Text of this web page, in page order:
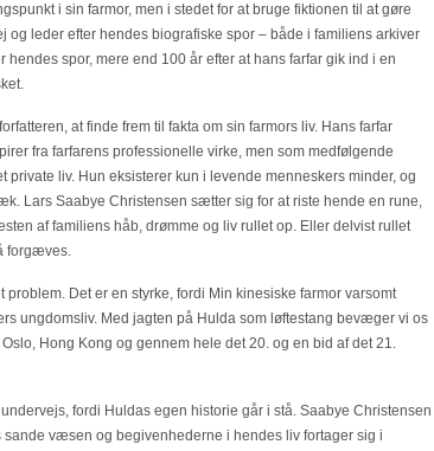
i sin farmor, men i stedet for at bruge fiktionen til at gøre
og leder efter hendes biografiske spor – både i familiens arkiver
spor, mere end 100 år efter at hans farfar gik ind i en
at finde frem til fakta om sin farmors liv. Hans farfar
fra farfarens professionelle virke, men som medfølgende
private liv. Hun eksisterer kun i levende menneskers minder, og
Lars Saabye Christensen sætter sig for at riste hende en rune,
af familiens håb, drømme og liv rullet op. Eller delvist rullet
forgæves.
problem. Det er en styrke, fordi Min kinesiske farmor varsomt
ungdomsliv. Med jagten på Hulda som løftestang bevæger vi os
Hong Kong og gennem hele det 20. og en bid af det 21.
fordi Huldas egen historie går i stå. Saabye Christensen
væsen og begivenhederne i hendes liv fortager sig i